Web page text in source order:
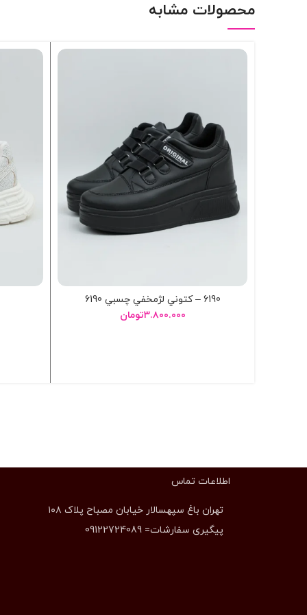
محصولات مشابه
6190 – کتوني لژمخفي چسبي 6190
۳.۸۰۰.۰۰۰تومان
اطلاعات تماس
تهران باغ سپهسالار خیابان مصباح پلاک ۱۰۸
پیگیری سفارشات= 09122724089